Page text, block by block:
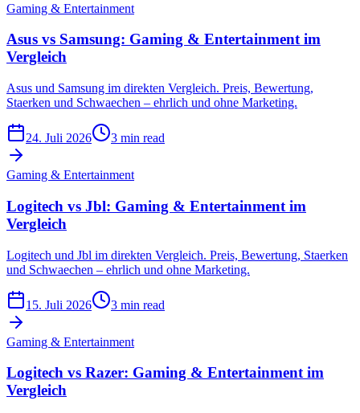
Gaming & Entertainment
Asus vs Samsung: Gaming & Entertainment im
Vergleich
Asus und Samsung im direkten Vergleich. Preis, Bewertung,
Staerken und Schwaechen – ehrlich und ohne Marketing.
24. Juli 2026 3 min read
Gaming & Entertainment
Logitech vs Jbl: Gaming & Entertainment im
Vergleich
Logitech und Jbl im direkten Vergleich. Preis, Bewertung, Staerken
und Schwaechen – ehrlich und ohne Marketing.
15. Juli 2026 3 min read
Gaming & Entertainment
Logitech vs Razer: Gaming & Entertainment im
Vergleich